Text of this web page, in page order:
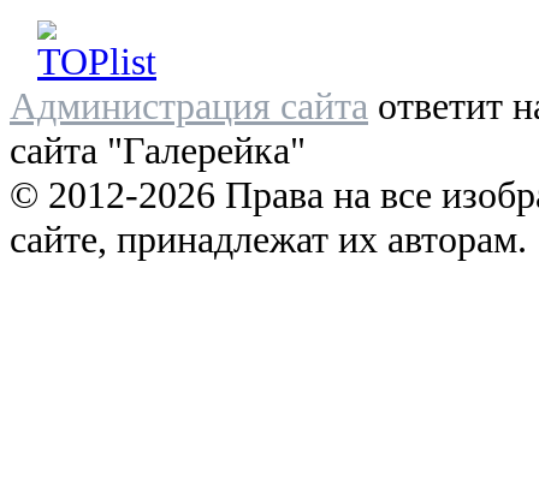
Администрация сайта ответит
сайта "Галерейка"
© 2012-2026 Права на все
сайте, принадлежат их авторам.